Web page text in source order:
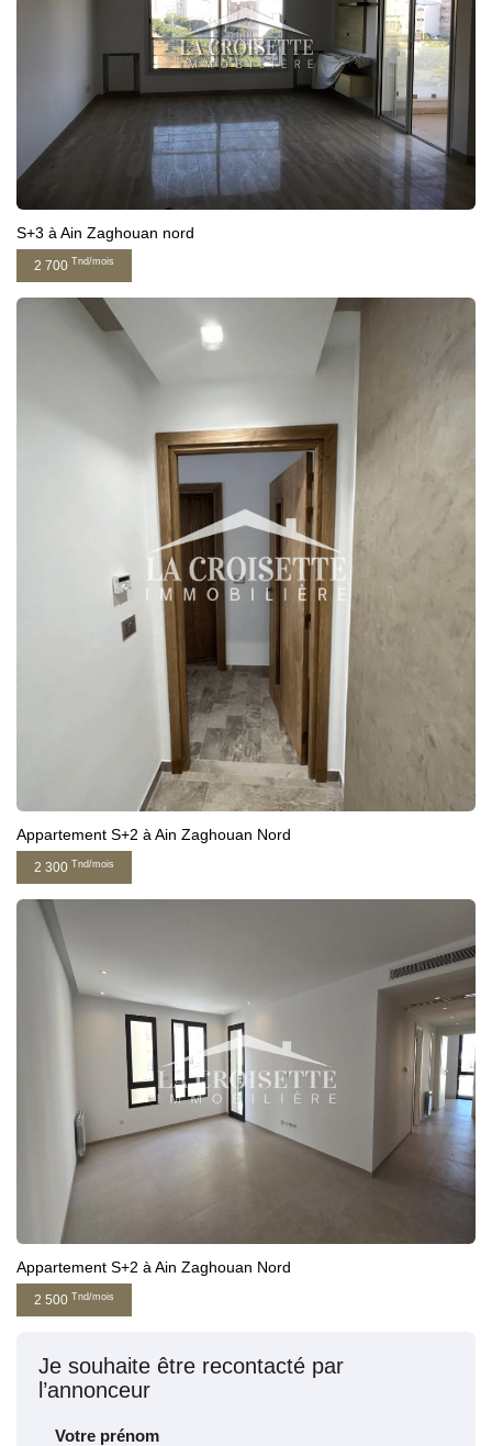
S+3 à Ain Zaghouan nord
2 700 Tnd/mois
Appartement S+2 à Ain Zaghouan Nord
2 300 Tnd/mois
Appartement S+2 à Ain Zaghouan Nord
2 500 Tnd/mois
Je souhaite être recontacté par
l’annonceur
Votre prénom